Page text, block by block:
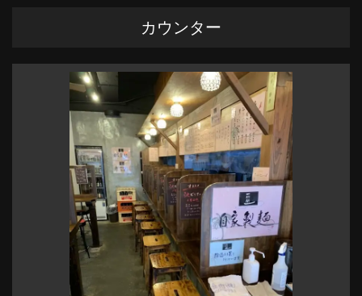
カウンター
宮城県仙台市青葉区国分町２-10‐10 かつとくビル１F
https://issenkaku.owst.jp/seats
お店情報をコピー
閉じる